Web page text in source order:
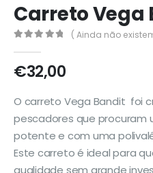
Carreto Vega
( Ainda não
€32,00
O carreto Vega Bandit foi
pescadores que procuram
potente e com uma
Este carreto é ideal para
qualidade sem grande